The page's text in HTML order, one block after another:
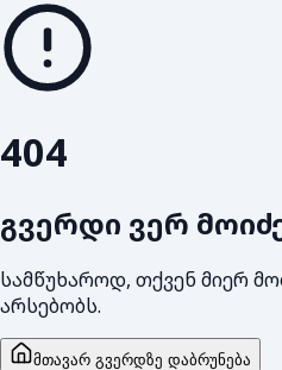
404
გვერდი ვერ
სამწუხაროდ, თქვენ მიერ
არსებობს.
მთავარ გვერდზე დაბრუნება